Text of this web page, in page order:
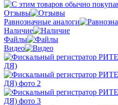
Отзывы
Равнозначные аналоги
Наличие
Файлы
Видео